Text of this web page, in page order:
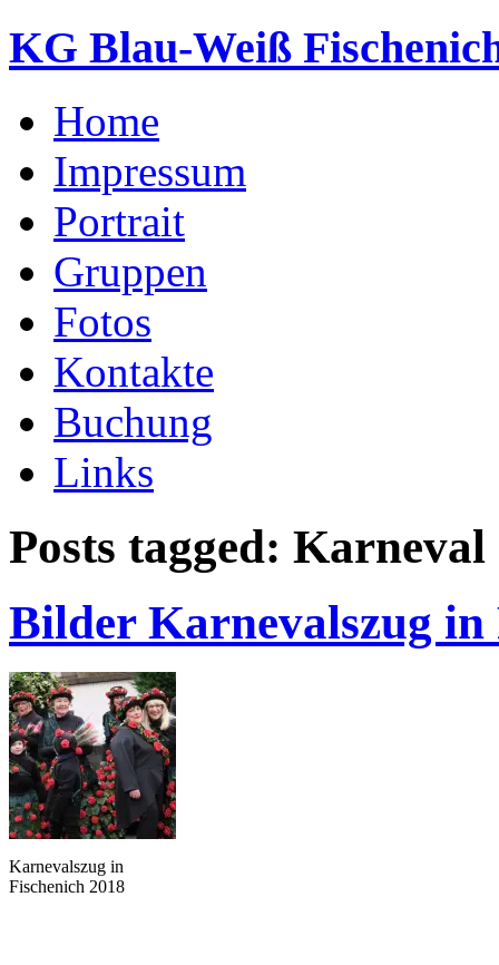
KG Blau-Weiß
Home
Impressum
Portrait
Gruppen
Fotos
Kontakte
Buchung
Links
Posts tagged: Karneval
Bilder Karnevalszug in
Karnevalszug in
Fischenich 2018